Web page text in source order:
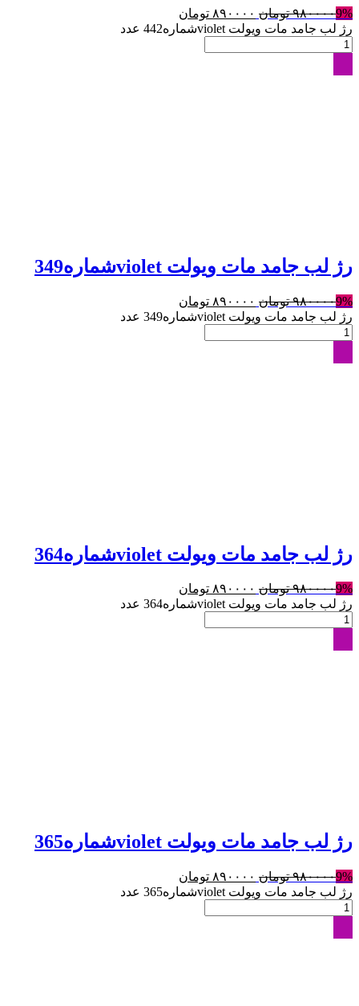
9%۹۸۰۰۰۰ تومان ۸۹۰۰۰۰ تومان
رژ لب جامد مات ویولت violetشماره442 عدد
رژ لب جامد مات ویولت violetشماره349
9%۹۸۰۰۰۰ تومان ۸۹۰۰۰۰ تومان
رژ لب جامد مات ویولت violetشماره349 عدد
رژ لب جامد مات ویولت violetشماره364
9%۹۸۰۰۰۰ تومان ۸۹۰۰۰۰ تومان
رژ لب جامد مات ویولت violetشماره364 عدد
رژ لب جامد مات ویولت violetشماره365
9%۹۸۰۰۰۰ تومان ۸۹۰۰۰۰ تومان
رژ لب جامد مات ویولت violetشماره365 عدد